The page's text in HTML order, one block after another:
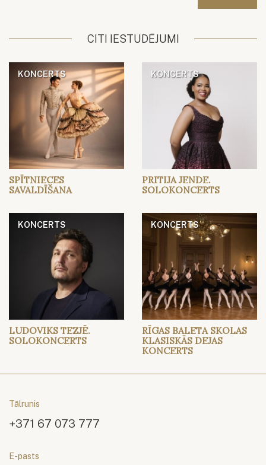
CITI IESTUDĒJUMI
KONCERTS
SPĪTNIECES
SAVALDĪŠANA
KONCERTS
PRITIJA JENDE.
SOLOKONCERTS
KONCERTS
LUDOVIKS TEZJĒ.
SOLOKONCERTS
KONCERTS
RĪGAS BALETA SKOLAS
KLASISKĀS DEJAS
KONCERTS
Tālrunis
+371 67 073 777
E-pasts